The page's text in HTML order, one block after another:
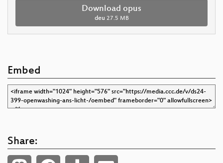
Download opus
deu 27.5 MB
Embed
Share: